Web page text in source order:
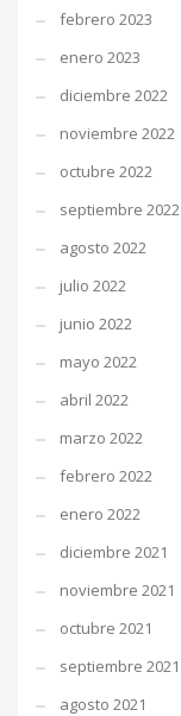
febrero 2023
enero 2023
diciembre 2022
noviembre 2022
octubre 2022
septiembre 2022
agosto 2022
julio 2022
junio 2022
mayo 2022
abril 2022
marzo 2022
febrero 2022
enero 2022
diciembre 2021
noviembre 2021
octubre 2021
septiembre 2021
agosto 2021